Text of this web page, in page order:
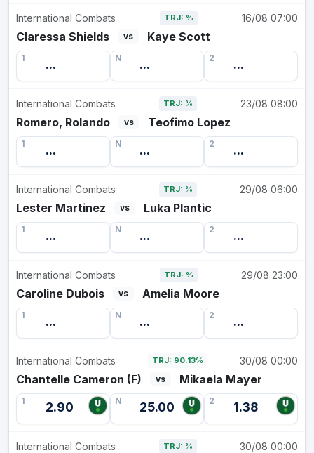
International Combats TRJ: % 16/08 07:00
Claressa Shields vs Kaye Scott
1 ... N ... 2 ...
International Combats TRJ: % 23/08 08:00
Romero, Rolando vs Teofimo Lopez
1 ... N ... 2 ...
International Combats TRJ: % 29/08 06:00
Lester Martinez vs Luka Plantic
1 ... N ... 2 ...
International Combats TRJ: % 29/08 23:00
Caroline Dubois vs Amelia Moore
1 ... N ... 2 ...
International Combats TRJ: 90.13% 30/08 00:00
Chantelle Cameron (F) vs Mikaela Mayer
1 2.90 N 25.00 2 1.38
International Combats TRJ: % 30/08 00:00